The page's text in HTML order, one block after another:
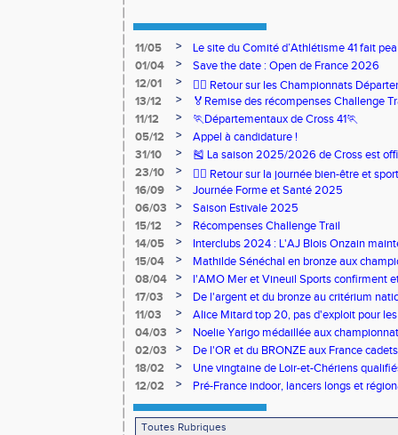
11/05 >
Le site du Comité d’Athlétisme 41 fait
01/04
>
Save the date : Open de France 2026
12/01
>
🏃‍♂️ Retour sur les Championnats
13/12
>
🏅Remise des récompenses Challenge
11/12
>
🏃Départementaux de Cross 41🏃
05/12
>
Appel à candidature !
31/10
>
🎽 La saison 2025/2026 de Cross est
23/10
>
🧘‍♀️ Retour sur la journée bien-être et
16/09
>
Journée Forme et Santé 2025
06/03
>
Saison Estivale 2025
15/12
>
Récompenses Challenge Trail
14/05
>
Interclubs 2024 : L'AJ Blois Onzain
Romorantin en N2B
15/04 >
Mathilde Sénéchal en bronze aux
08/04
>
l'AMO Mer et Vineuil Sports confirment
benjamins
17/03 >
De l'argent et du bronze au critérium
11/03
>
Alice Mitard top 20, pas d'exploit pour
04/03
>
Noelie Yarigo médaillée aux
02/03
>
De l'OR et du BRONZE aux France
18/02
>
Une vingtaine de Loir-et-Chériens
12/02
> Pré-France indoor, lancers longs et